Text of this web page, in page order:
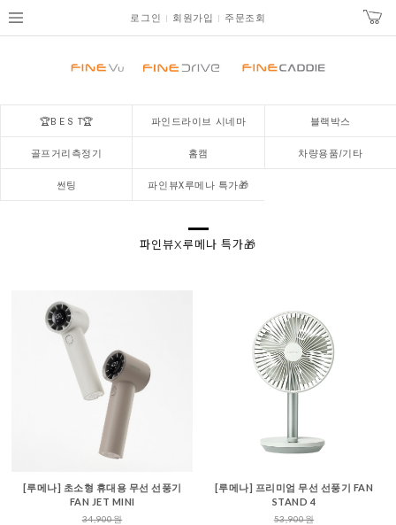
로그인 회원가입 주문조회
🏆B E S T🏆 파인드라이브 시네마 블랙박스
골프거리측정기 홈캠 차량용품/기타
썬팅 파인뷰X루메나 특가🎁
파인뷰X루메나 특가🎁
[루메나] 초소형 휴대용 무선 선풍기
FAN JET MINI
34,900원
[루메나] 프리미엄 무선 선풍기 FAN
STAND 4
53,900원